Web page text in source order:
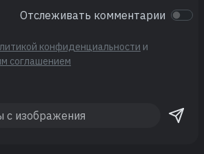
Отслеживать комментарии
конфиденциальности и
соглашением